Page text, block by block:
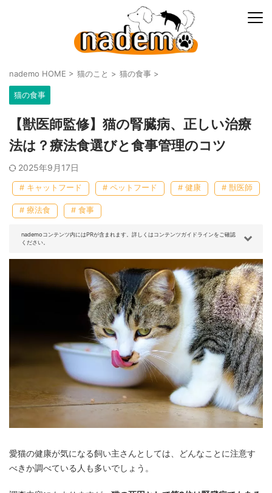
nademo HOME > 猫のこと > 猫の食事 >
猫の食事
【獣医師監修】猫の腎臓病、正しい治療
法は？療法食選びと食事管理のコツ
2025年9月17日
# キャットフード # ペットフード # 健康 # 獣医師
# 療法食 # 食事
nademoコンテンツ内にはPRが含まれます。詳しくはコンテンツガイドラインをご確認
ください。
愛猫の健康が気になる飼い主さんとしては、どんなことに注意す
べきか調べている人も多いでしょう。